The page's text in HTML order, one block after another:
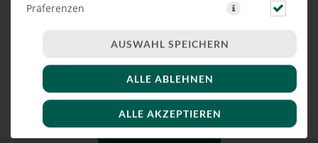
Präferenzen
AUSWAHL SPEICHERN
ALLE ABLEHNEN
ALLE AKZEPTIEREN
mit Tomatensoße, Mozzarella & Basilikum